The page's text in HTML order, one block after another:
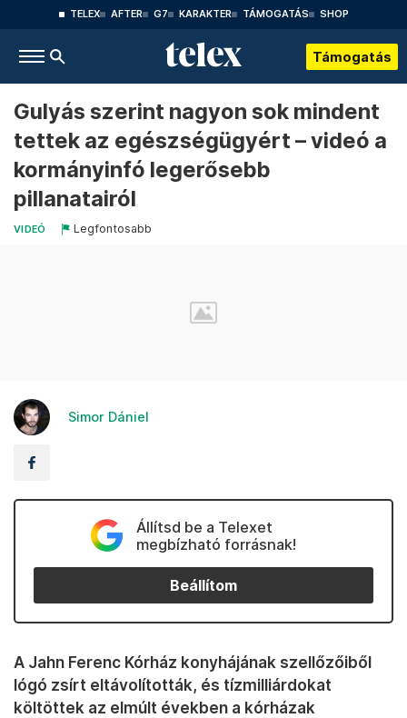
TELEX AFTER G7 KARAKTER TÁMOGATÁS SHOP
Támogatás
Gulyás szerint nagyon sok mindent
tettek az egészségügyért – videó a
kormányinfó legerősebb
pillanatairól
VIDEÓ Legfontosabb
Simor Dániel
Állítsd be a Telexet
megbízható forrásnak!
Beállítom
A Jahn Ferenc Kórház konyhájának szellőzőiből
lógó zsírt eltávolították, és tízmilliárdokat
költöttek az elmúlt években a kórházak